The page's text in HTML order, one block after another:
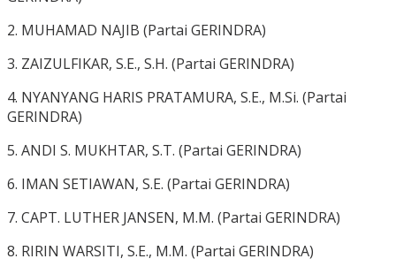
2. MUHAMAD NAJIB (Partai GERINDRA)
3. ZAIZULFIKAR, S.E., S.H. (Partai GERINDRA)
4. NYANYANG HARIS PRATAMURA, S.E., M.Si. (Partai
GERINDRA)
5. ANDI S. MUKHTAR, S.T. (Partai GERINDRA)
6. IMAN SETIAWAN, S.E. (Partai GERINDRA)
7. CAPT. LUTHER JANSEN, M.M. (Partai GERINDRA)
8. RIRIN WARSITI, S.E., Μ.Μ. (Partai GERINDRA)